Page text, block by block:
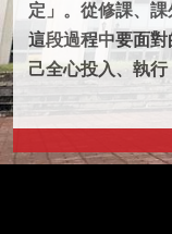
定」。從修課、
這段過程中要面
己全心投入、執